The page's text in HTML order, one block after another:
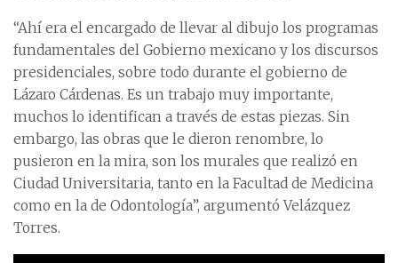
“Ahí era el encargado de llevar al dibujo los programas
fundamentales del Gobierno mexicano y los discursos
presidenciales, sobre todo durante el gobierno de
Lázaro Cárdenas. Es un trabajo muy importante,
muchos lo identifican a través de estas piezas. Sin
embargo, las obras que le dieron renombre, lo
pusieron en la mira, son los murales que realizó en
Ciudad Universitaria, tanto en la Facultad de Medicina
como en la de Odontología”, argumentó Velázquez
Torres.